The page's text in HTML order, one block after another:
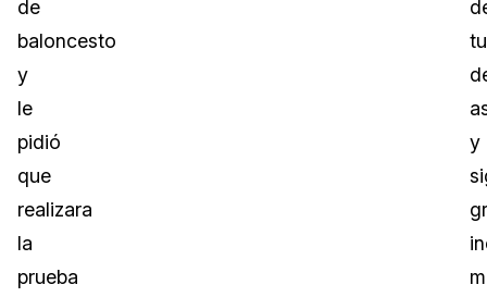
de
baloncesto
y
le
pidió
que
realizara
la
prueba
y